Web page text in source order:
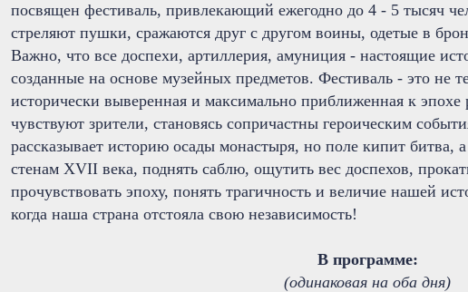
посвящен фестиваль, привлекающий ежегодно до 4 - 5 тысяч
стреляют пушки, сражаются друг с другом воины, одетые в
Важно, что все доспехи, артиллерия, амуниция - настоящие
созданные на основе музейных предметов. Фестиваль - это не
исторически выверенная и максимально приближенная к эпохе
чувствуют зрители, становясь сопричастны героическим
рассказывает историю осады монастыря, но поле кипит битва,
стенам XVII века, поднять саблю, ощутить вес доспехов,
прочувствовать эпоху, понять трагичность и величие нашей
когда наша страна отстояла свою независимость!
В программе:
(одинаковая на оба дня)